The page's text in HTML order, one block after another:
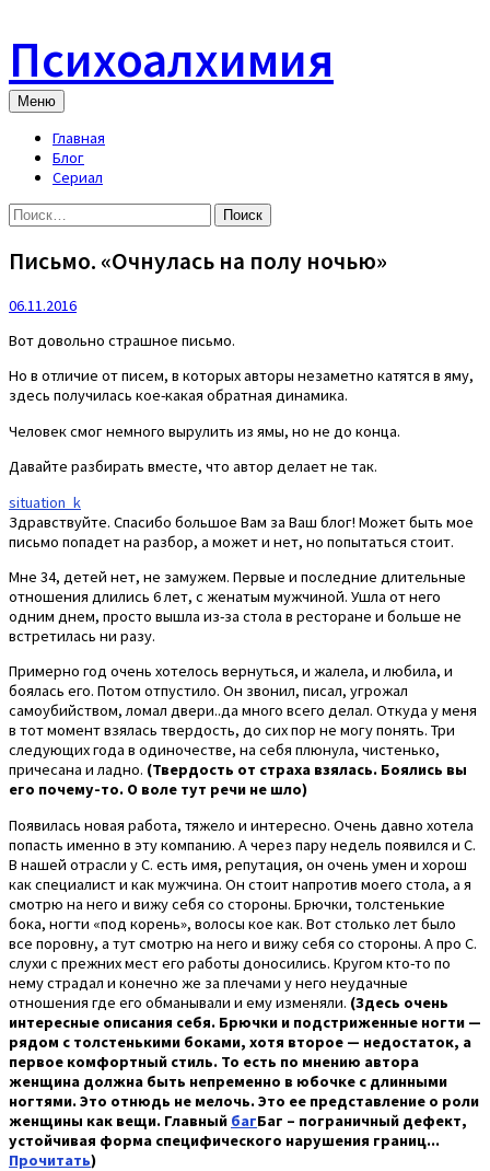
content
Психоалхимия
Меню
Главная
Блог
Сериал
Найти:
Письмо. «Очнулась на полу ночью»
06.11.2016
Вот довольно страшное письмо.
Но в отличие от писем, в которых авторы незаметно катятся в яму,
здесь получилась кое-какая обратная динамика.
Человек смог немного вырулить из ямы, но не до конца.
Давайте разбирать вместе, что автор делает не так.
situation_k
Здравствуйте. Спасибо большое Вам за Ваш блог! Может быть мое
письмо попадет на разбор, а может и нет, но попытаться стоит.
Мне 34, детей нет, не замужем. Первые и последние длительные
отношения длились 6 лет, с женатым мужчиной. Ушла от него
одним днем, просто вышла из-за стола в ресторане и больше не
встретилась ни разу.
Примерно год очень хотелось вернуться, и жалела, и любила, и
боялась его. Потом отпустило. Он звонил, писал, угрожал
самоубийством, ломал двери..да много всего делал. Откуда у меня
в тот момент взялась твердость, до сих пор не могу понять. Три
следующих года в одиночестве, на себя плюнула, чистенько,
причесана и ладно. (Твердость от страха взялась. Боялись вы
его почему-то. О воле тут речи не шло)
Появилась новая работа, тяжело и интересно. Очень давно хотела
попасть именно в эту компанию. А через пару недель появился и С.
В нашей отрасли у С. есть имя, репутация, он очень умен и хорош
как специалист и как мужчина. Он стоит напротив моего стола, а я
смотрю на него и вижу себя со стороны. Брючки, толстенькие
бока, ногти «под корень», волосы кое как. Вот столько лет было
все поровну, а тут смотрю на него и вижу себя со стороны. А про С.
слухи с прежних мест его работы доносились. Кругом кто-то по
нему страдал и конечно же за плечами у него неудачные
отношения где его обманывали и ему изменяли. (Здесь очень
интересные описания себя. Брючки и подстриженные ногти —
рядом с толстенькими боками, хотя второе — недостаток, а
первое комфортный стиль. То есть по мнению автора
женщина должна быть непременно в юбочке с длинными
ногтями. Это отнюдь не мелочь. Это ее представление о роли
женщины как вещи. Главный багБаг – пограничный дефект,
устойчивая форма специфического нарушения границ...
Прочитать)